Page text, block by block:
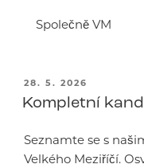
Společně VM
PUBLIKOVÁNO
28. 5. 2026
Kompletní
Seznamte se s
Velkého Meziříčí.